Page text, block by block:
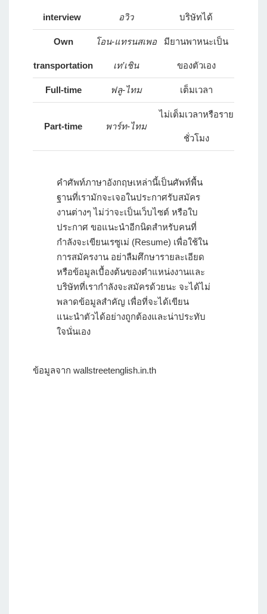
interview อวิว บริษัทได้
Own
transportation
โอน-แทรนสเพอ
เท’เชิน
มียานพาหนะเป็น
ของตัวเอง
Full-time ฟลู-ไทม เต็มเวลา
Part-time พาร์ท-ไทม
ไม่เต็มเวลาหรือราย
ชั่วโมง
คำศัพท์ภาษาอังกฤษเหล่านี้เป็นศัพท์พื้น
ฐานที่เรามักจะเจอในประกาศรับสมัคร
งานต่างๆ ไม่ว่าจะเป็นเว็บไซต์ หรือใบ
ประกาศ ขอแนะนำอีกนิดสำหรับคนที่
กำลังจะเขียนเรซูเม่ (Resume) เพื่อใช้ใน
การสมัครงาน อย่าลืมศึกษารายละเอียด
หรือข้อมูลเบื้องต้นของตำแหน่งงานและ
บริษัทที่เรากำลังจะสมัครด้วยนะ จะได้ไม่
พลาดข้อมูลสำคัญ เพื่อที่จะได้เขียน
แนะนำตัวได้อย่างถูกต้องและน่าประทับ
ใจนั่นเอง
ข้อมูลจาก wallstreetenglish.in.th